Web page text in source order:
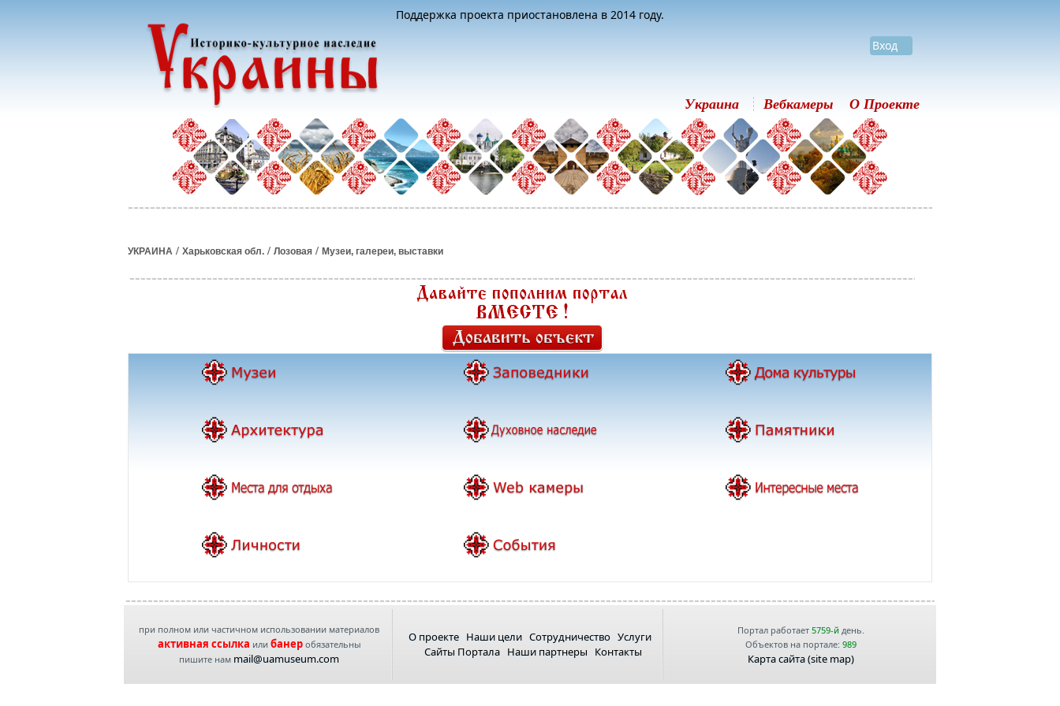
Поддержка проекта приостановлена в 2014 году.
Вход
Украина Вебкамеры О Проекте
УКРАИНА / Харьковская обл. / Лозовая / Музеи, галереи, выставки
при полном или частичном использовании материалов
активная ссылка или банеробязательны
пишите нам mail@uamuseum.com
О проекте Наши цели Сотрудничество Услуги
Сайты Портала Наши партнеры Контакты
Портал работает 5759-йдень.
Объектов на портале: 989
Карта сайта (site map)